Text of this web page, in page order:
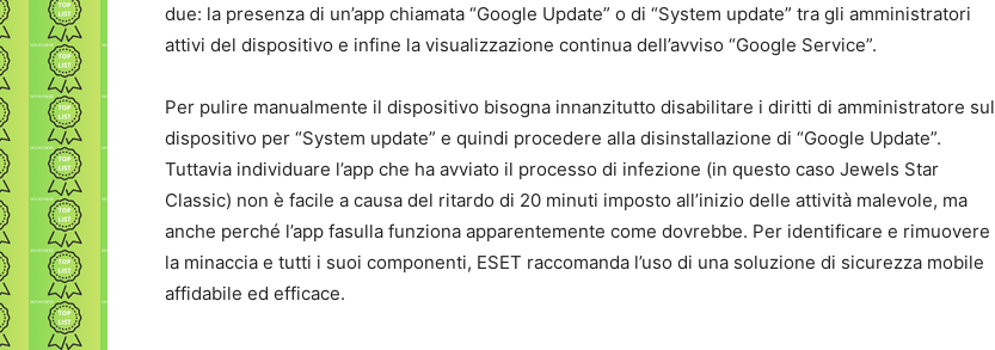
due: la presenza di un’app chiamata “Google Update” o di “System update” tra gli amministratori
attivi del dispositivo e infine la visualizzazione continua dell’avviso “Google Service”.
Per pulire manualmente il dispositivo bisogna innanzitutto disabilitare i diritti di amministratore sul
dispositivo per “System update” e quindi procedere alla disinstallazione di “Google Update”.
Tuttavia individuare l’app che ha avviato il processo di infezione (in questo caso Jewels Star
Classic) non è facile a causa del ritardo di 20 minuti imposto all’inizio delle attività malevole, ma
anche perché l’app fasulla funziona apparentemente come dovrebbe. Per identificare e rimuovere
la minaccia e tutti i suoi componenti, ESET raccomanda l’uso di una soluzione di sicurezza mobile
affidabile ed efficace.